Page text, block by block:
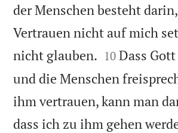
der Menschen besteht
Vertrauen nicht auf mich
nicht glauben. 

10 Dass
und die Menschen
ihm vertrauen, kann man
dass ich zu ihm gehen